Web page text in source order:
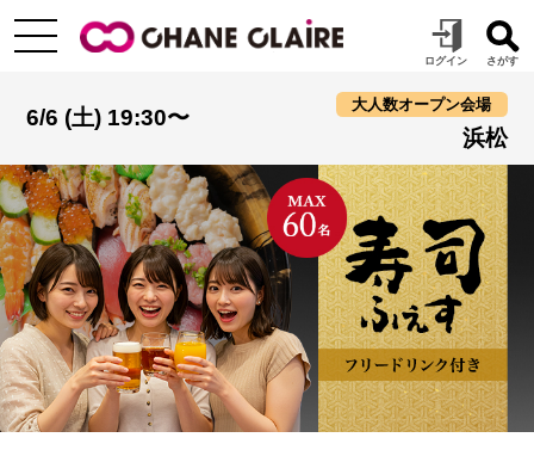
6/6 (土) 19:30〜
大人数オープン会場
浜松